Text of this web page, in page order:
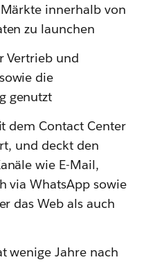
innerhalb von
zu launchen
Vertrieb und
die
genutzt
dem Contact Center
und deckt den
wie E-Mail,
via WhatsApp sowie
das Web als auch
wenige Jahre nach